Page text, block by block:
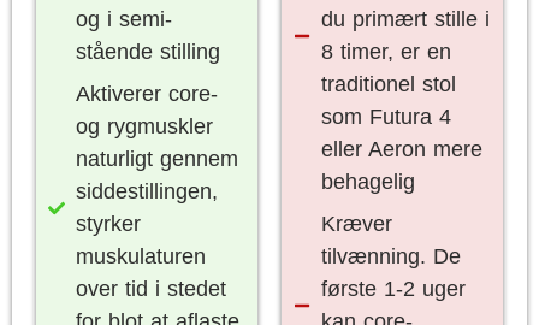
og i semi-
stående stilling
Aktiverer core-
og rygmuskler
naturligt gennem
siddestillingen,
styrker
muskulaturen
over tid i stedet
du primært stille i
8 timer, er en
traditionel stol
som Futura 4
eller Aeron mere
behagelig
Kræver
tilvænning. De
første 1-2 uger